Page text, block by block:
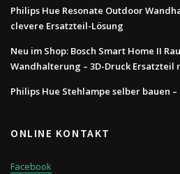
Philips Hue Resonate Outdoor
clevere Ersatzteil-Lösung
Neu im Shop: Bosch Smart Home II
Wandhalterung – 3D-Druck Ersatzteil
Philips Hue Stehlampe selber bauen
ONLINE KONTAKT
Facebook